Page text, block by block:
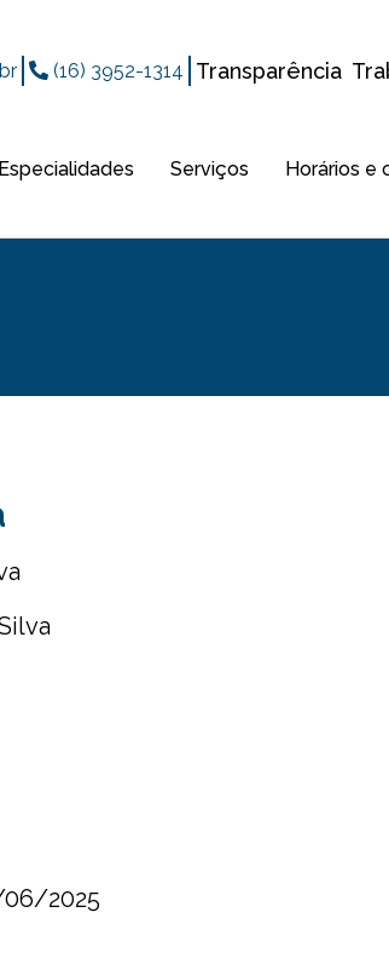
(16) 3952-1314 Transparência
Especialidades Serviços Horários e
2025